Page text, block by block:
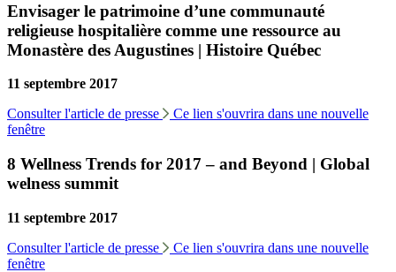
Envisager le patrimoine d’une communauté
religieuse hospitalière comme une ressource au
Monastère des Augustines | Histoire Québec
11 septembre 2017
Consulter l'article de presse
Ce lien s'ouvrira dans une nouvelle
fenêtre
8 Wellness Trends for 2017 – and Beyond | Global
welness summit
11 septembre 2017
Consulter l'article de presse
Ce lien s'ouvrira dans une nouvelle
fenêtre